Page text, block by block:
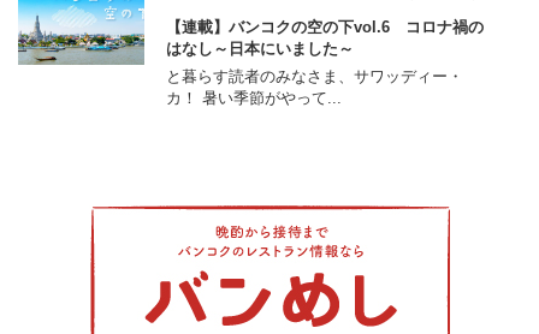
【連載】バンコクの空の下vol.6 コロナ禍の
はなし～日本にいました～
と暮らす読者のみなさま、サワッディー・
カ！ 暑い季節がやって...